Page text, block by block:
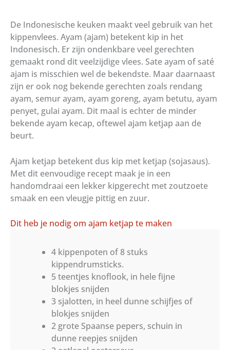
De Indonesische keuken maakt veel gebruik van het
kippenvlees. Ayam (ajam) betekent kip in het
Indonesisch. Er zijn ondenkbare veel gerechten
gemaakt rond dit veelzijdige vlees. Sate ayam of saté
ajam is misschien wel de bekendste. Maar daarnaast
zijn er ook nog bekende gerechten zoals rendang
ayam, semur ayam, ayam goreng, ayam betutu, ayam
penyet, gulai ayam. Dit maal is echter de minder
bekende ayam kecap, oftewel ajam ketjap aan de
beurt.
Ajam ketjap betekent dus kip met ketjap (sojasaus).
Met dit eenvoudige recept maak je in een
handomdraai een lekker kipgerecht met zoutzoete
smaak en een vleugje pittig en zuur.
Dit heb je nodig om ajam ketjap te maken
4 kippenpoten of 8 stuks
kippendrumsticks.
5 teentjes knoflook, in hele fijne
blokjes snijden
3 sjalotten, in heel dunne schijfjes of
blokjes snijden
2 grote Spaanse pepers, schuin in
dunne reepjes snijden